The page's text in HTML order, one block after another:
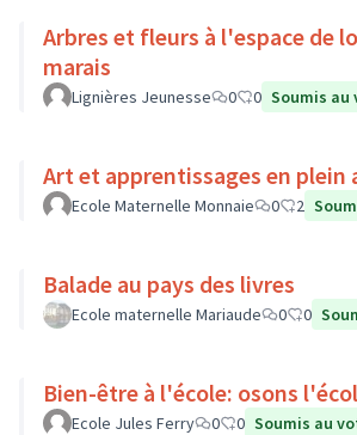
Arbres et fleurs à l'espace de
marais
Lignières Jeunesse 0 0 Soumis au
Art et apprentissages en plein
Ecole Maternelle Monnaie 0 2
Balade au pays des livres
Ecole maternelle Mariaude 0 0
Bien-être à l'école: osons
Ecole Jules Ferry 0 0 Soumis au